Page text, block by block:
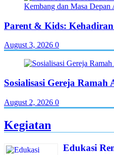
Parent & Kids:
August 3, 2026 0
Sosialisasi Gereja
August 2, 2026 0
Kegiatan
Edukasi